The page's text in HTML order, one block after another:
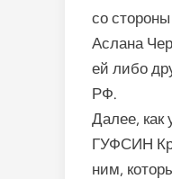
со
Аслана
ей либо
РФ.
Далее, как
ГУФСИН
ним,